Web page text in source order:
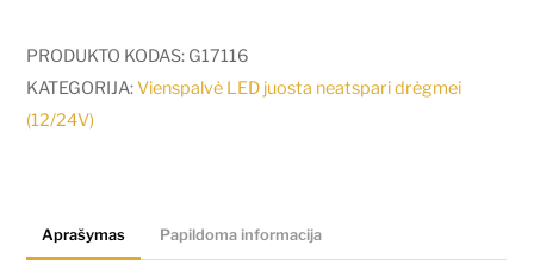
W/m
LED
juosta
120
PRODUKTO KODAS: G17116
KATEGORIJA:Vienspalvė LED juosta neatspari drėgmei
(12/24V)
Aprašymas Papildoma informacija